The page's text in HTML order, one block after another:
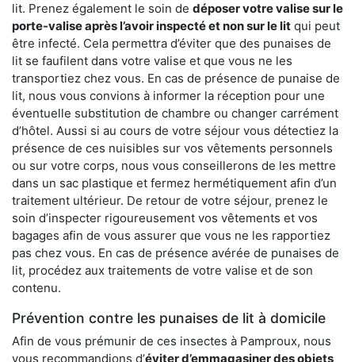
lit. Prenez également le soin de déposer votre valise sur le
porte-valise après l’avoir inspecté et non sur le lit qui peut
être infecté. Cela permettra d’éviter que des punaises de
lit se faufilent dans votre valise et que vous ne les
transportiez chez vous. En cas de présence de punaise de
lit, nous vous convions à informer la réception pour une
éventuelle substitution de chambre ou changer carrément
d’hôtel. Aussi si au cours de votre séjour vous détectiez la
présence de ces nuisibles sur vos vêtements personnels
ou sur votre corps, nous vous conseillerons de les mettre
dans un sac plastique et fermez hermétiquement afin d’un
traitement ultérieur. De retour de votre séjour, prenez le
soin d’inspecter rigoureusement vos vêtements et vos
bagages afin de vous assurer que vous ne les rapportiez
pas chez vous. En cas de présence avérée de punaises de
lit, procédez aux traitements de votre valise et de son
contenu.
Prévention contre les punaises de lit à domicile
Afin de vous prémunir de ces insectes à Pamproux, nous
vous recommandions d’éviter d’emmagasiner des objets